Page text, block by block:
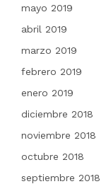
mayo 2019
abril 2019
marzo 2019
febrero 2019
enero 2019
diciembre 2018
noviembre 2018
octubre 2018
septiembre 2018